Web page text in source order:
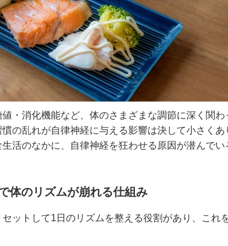
・消化機能など、体のさまざまな調節に深く関
の乱れが自律神経に与える影響は決して小さくあ
活のなかに、自律神経を狂わせる原因が潜んで
体のリズムが崩れる仕組み
ットして1日のリズムを整える役割があり、これ